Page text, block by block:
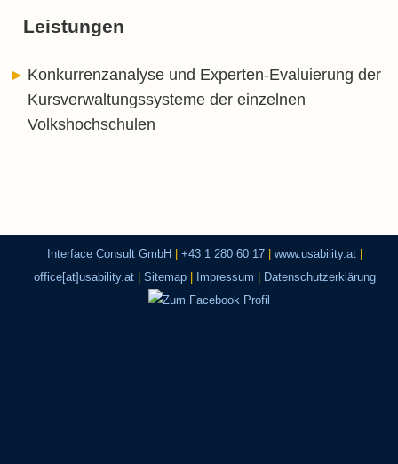
Leistungen
Konkurrenzanalyse und Experten-Evaluierung der
Kursverwaltungssysteme der einzelnen
Volkshochschulen
Interface Consult GmbH +43 1 280 60 17 www.usability.at
office[at]usability.at
Sitemap Impressum Datenschutzerklärung